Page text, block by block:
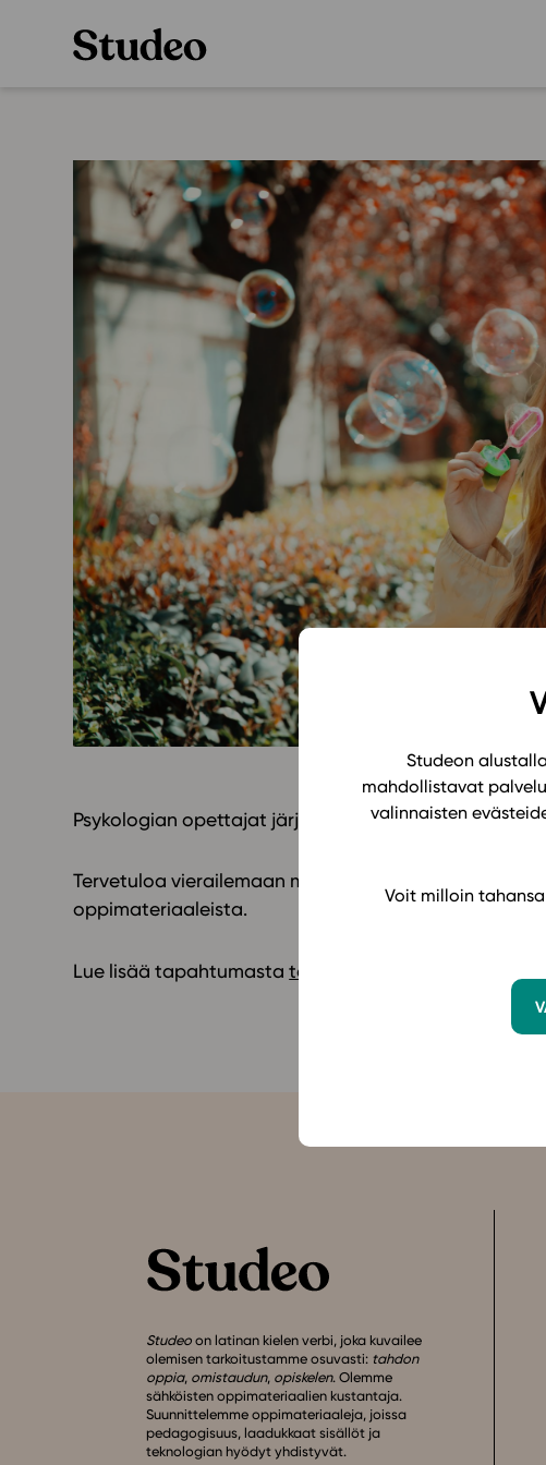
Studeon
mahdollistavat
valinnaisten
Voit milloin
Preppaaja
Opettaja
Opiskelija
Huoltaja
Kokeilutarjous
Ainstain
KIRJAUDU
Alakoulu
Oppiainesarjat
Oppimateriaalit
Alakoulun lisenssit
Hinnasto
Käyttöönotto
Tilaa
Yläkoulu
Oppiainesarjat
Oppimateriaalit
Yläkoulun lisenssit
Psykologian opettajat järjestävät Syyspäivät 18.-
Tervetuloa vierailemaan messuosastollamme ja
oppimateriaaleista.
Lue lisää tapahtumastatäältä
Studeo on latinan kielen verbi, joka kuvailee
olemisen tarkoitustamme osuvasti: tahdon
oppia, omistaudun, opiskelen. Olemme
sähköisten oppimateriaalien kustantaja.
Suunnittelemme oppimateriaaleja, joissa
pedagogisuus, laadukkaat sisällöt ja
teknologian hyödyt yhdistyvät.